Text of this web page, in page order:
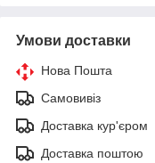
Умови доставки
Нова Пошта
Самовивіз
Доставка кур'єром
Доставка поштою